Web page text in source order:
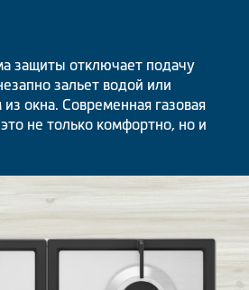
защиты отключает подачу
зальет водой или
окна. Современная газовая
не только комфортно, но и